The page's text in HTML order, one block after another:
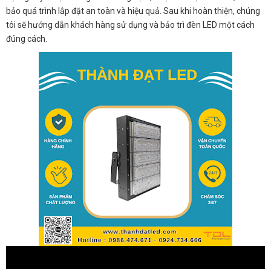
bảo quá trình lắp đặt an toàn và hiệu quả. Sau khi hoàn thiện, chúng
tôi sẽ hướng dẫn khách hàng sử dụng và bảo trì đèn LED một cách
đúng cách.